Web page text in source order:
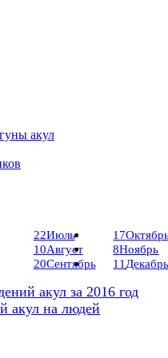
акул
22Июль
10Август
20Сентябрь
17
8Ноябрь
11
акул за 2016 год
акул на людей